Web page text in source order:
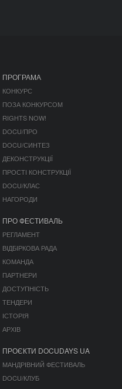
ПРОГРАМА
КОНКУРС
ПОЗА КОНКУРСОМ
RIGHTS NOW!
DOCU/ПРО
DOCU/СИНТЕЗ
ДЕКОНСТРУКЦІЇ
ПРОСТІ КОНСТРУКЦІЇ
DOCU/КЛАС
НАГОРОДИ
ПРО ФЕСТИВАЛЬ
РЕГЛАМЕНТ
ВІДБІРКОВА РАДА
КОМАНДА
ПАРТНЕРИ
ДОСТУПНІСТЬ
ТЕНДЕРИ
ІСТОРІЯ
АРХІВ
ПРОЄКТИ DOCUDAYS UA
МАНДРІВНИЙ ФЕСТИВАЛЬ
DOCU/КЛУБ